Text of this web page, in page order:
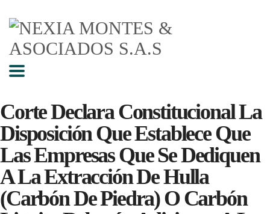
Corte Declara Constitucional La
Disposición Que Establece Que
Las Empresas Que Se Dediquen
A La Extracción De Hulla
(carbón De Piedra) O Carbón